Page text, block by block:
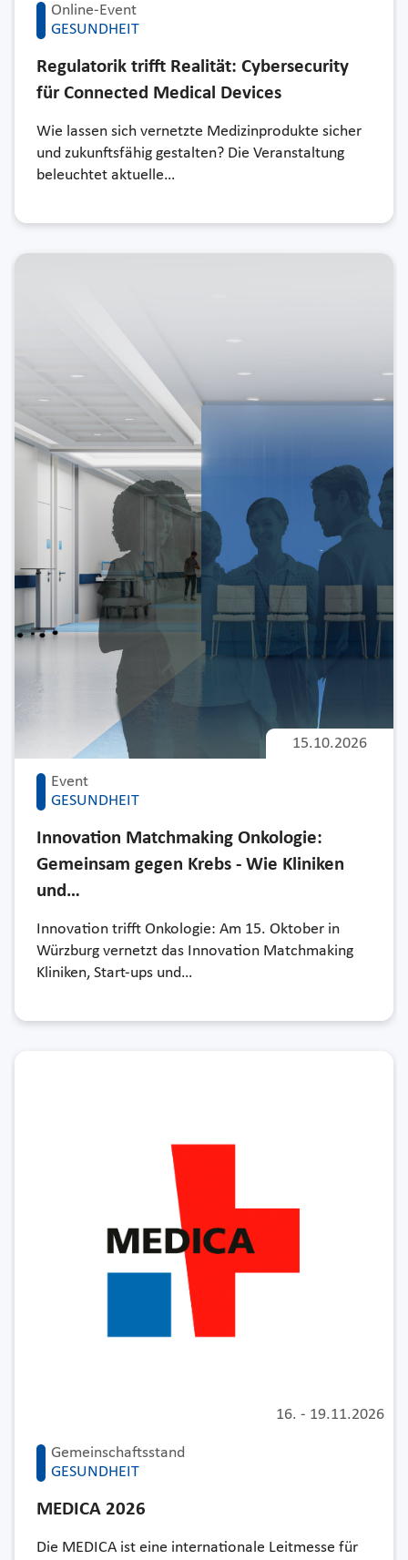
Online-Event
GESUNDHEIT
Regulatorik trifft Realität: Cybersecurity
für Connected Medical Devices
Wie lassen sich vernetzte Medizinprodukte sicher
und zukunftsfähig gestalten? Die Veranstaltung
beleuchtet aktuelle…
Event
GESUNDHEIT
15.10.2026
Innovation Matchmaking Onkologie:
Gemeinsam gegen Krebs - Wie Kliniken
und…
Innovation trifft Onkologie: Am 15. Oktober in
Würzburg vernetzt das Innovation Matchmaking
Kliniken, Start-ups und…
Gemeinschaftsstand
GESUNDHEIT
16. - 19.11.2026
MEDICA 2026
Die MEDICA ist eine internationale Leitmesse für